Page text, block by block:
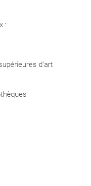
:
d'art